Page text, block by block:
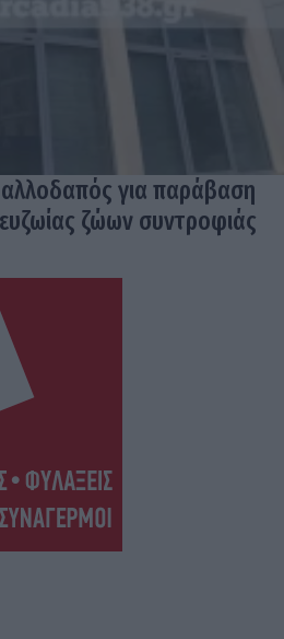
για παράβαση
ζώων συντροφιάς